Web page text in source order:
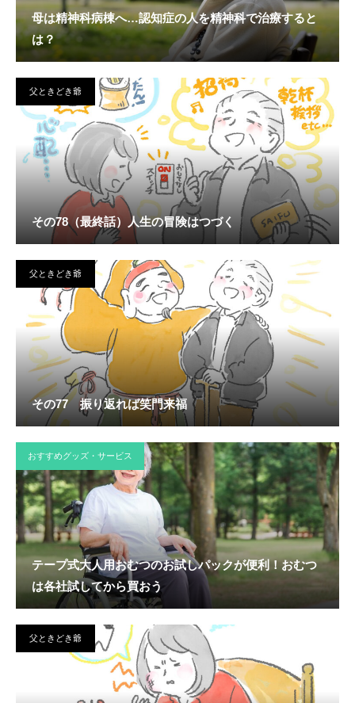
母は精神科病棟へ…認知症の人を精神科で治療すると
は？
父ときどき爺
その78（最終話）人生の冒険はつづく
父ときどき爺
その77 振り返れば笑門来福
おすすめグッズ・サービス
テープ式大人用おむつのお試しパックが便利！おむつ
は各社試してから買おう
父ときどき爺